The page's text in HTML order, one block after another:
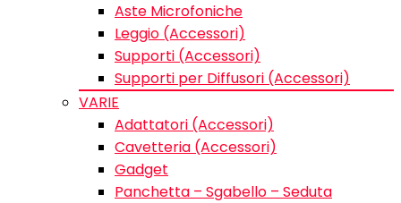
Aste Microfoniche
Leggio (Accessori)
Supporti (Accessori)
Supporti per Diffusori (Accessori)
VARIE
Adattatori (Accessori)
Cavetteria (Accessori)
Gadget
Panchetta – Sgabello – Seduta